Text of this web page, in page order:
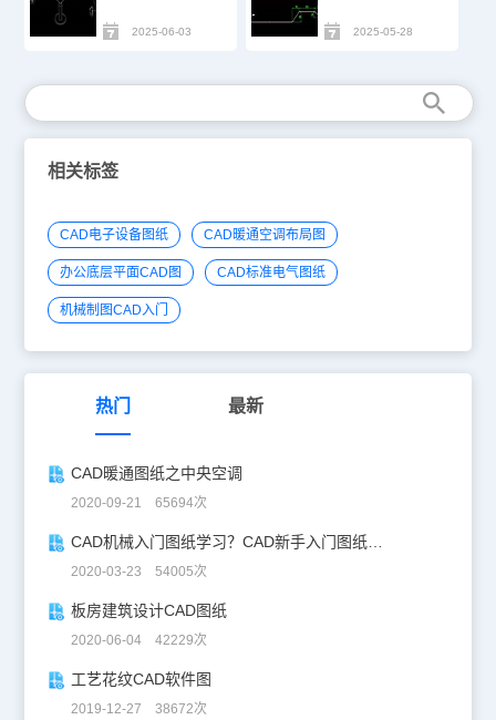
2025-06-03 2025-05-28
相关标签
CAD电子设备图纸 CAD暖通空调布局图
办公底层平面CAD图 CAD标准电气图纸
机械制图CAD入门
热门 最新
CAD暖通图纸之中央空调
2020-09-21 65694次
CAD机械入门图纸学习？CAD新手入门图纸练习
2020-03-23 54005次
板房建筑设计CAD图纸
2020-06-04 42229次
工艺花纹CAD软件图
2019-12-27 38672次